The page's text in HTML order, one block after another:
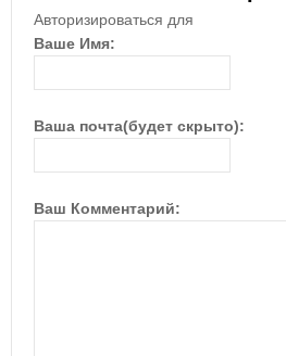
Авторизироваться для
Ваше Имя:
Ваша почта(будет скрыто):
Ваш Комментарий: